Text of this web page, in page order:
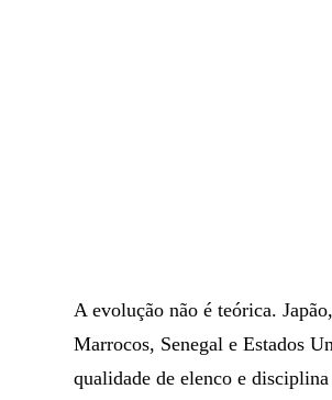
A evolução não é teórica. Japão,
Marrocos, Senegal e Estados
qualidade de elenco e